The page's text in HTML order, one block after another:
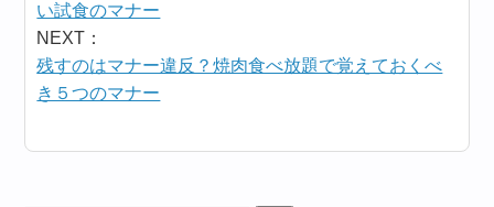
い試食のマナー
NEXT：
残すのはマナー違反？焼肉食べ放題で覚えておくべ
き５つのマナー